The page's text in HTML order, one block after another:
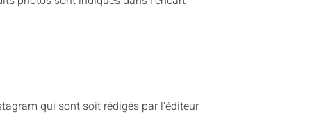
qui sont soit rédigés par l'éditeur